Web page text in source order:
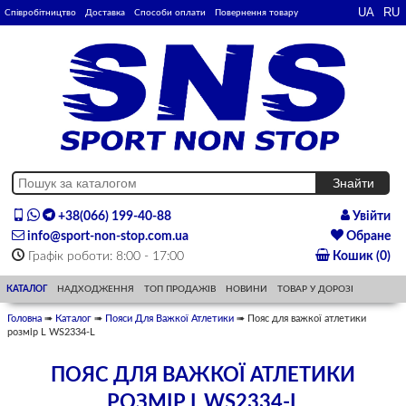
Співробітництво Доставка Способи оплати Повернення товару
+38(066) 199-40-88
info@sport-non-stop.com.ua
Графік роботи: 8:00 - 17:00
Увійти
Обране
Кошик (0)
КАТАЛОГ НАДХОДЖЕННЯ ТОП ПРОДАЖІВ НОВИНИ ТОВАР У ДОРОЗІ
Головна ➠ Каталог ➠ Пояси Для Важкої Атлетики ➠ Пояс для важкої атлетики
розмір L WS2334-L
ПОЯС ДЛЯ ВАЖКОЇ АТЛЕТИКИ